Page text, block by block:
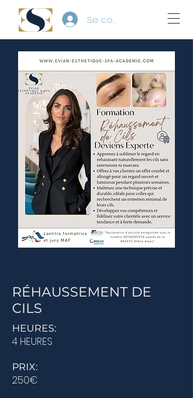
Se connecter
RÉHAUSSEMENT DE
CILS
HEURES:
4 HEURES
PRIX:
250€